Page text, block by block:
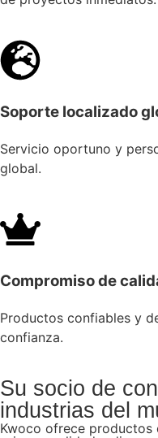
Soporte localizado
Servicio oportuno y
global.
Compromiso de
Productos confiables y
confianza.
Su socio de
industrias del
Kwoco ofrece